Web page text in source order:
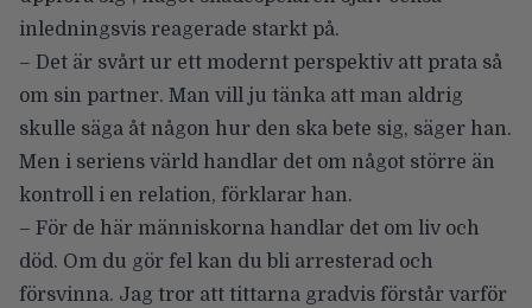
inledningsvis reagerade starkt på.
– Det är svårt ur ett modernt perspektiv att prata så
om sin partner. Man vill ju tänka att man aldrig
skulle säga åt någon hur den ska bete sig, säger han.
Men i seriens värld handlar det om något större än
kontroll i en relation, förklarar han.
– För de här människorna handlar det om liv och
död. Om du gör fel kan du bli arresterad och
försvinna. Jag tror att tittarna gradvis förstår varför